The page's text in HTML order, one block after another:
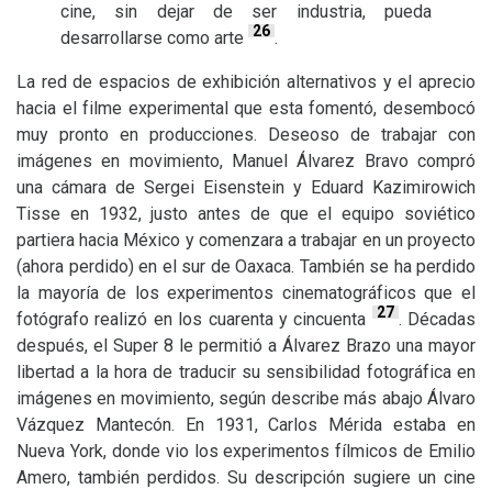
cine, sin dejar de ser industria, pueda
desarrollarse como arte
26 .
La red de espacios de exhibición alternativos y el aprecio
hacia el filme experimental que esta fomentó, desembocó
muy pronto en producciones. Deseoso de trabajar con
imágenes en movimiento, Manuel Álvarez Bravo compró
una cámara de Sergei Eisenstein y Eduard Kazimirowich
Tisse en 1932, justo antes de que el equipo soviético
partiera hacia México y comenzara a trabajar en un proyecto
(ahora perdido) en el sur de Oaxaca. También se ha perdido
la mayoría de los experimentos cinematográficos que el
fotógrafo realizó en los cuarenta y cincuenta
27 . Décadas
después, el Super 8 le permitió a Álvarez Brazo una mayor
libertad a la hora de traducir su sensibilidad fotográfica en
imágenes en movimiento, según describe más abajo Álvaro
Vázquez Mantecón. En 1931, Carlos Mérida estaba en
Nueva York, donde vio los experimentos fílmicos de Emilio
Amero, también perdidos. Su descripción sugiere un cine